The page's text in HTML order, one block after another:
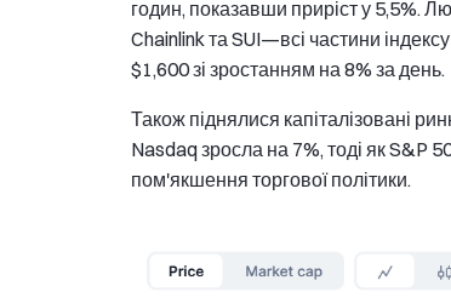
годин, показавши приріст у 5,5%.
Chainlink та SUI—всі частини
$1,600 зі зростанням на 8% за день.
Також піднялися капіталізовані
Nasdaq зросла на 7%, тоді як S&P
пом'якшення торгової політики.